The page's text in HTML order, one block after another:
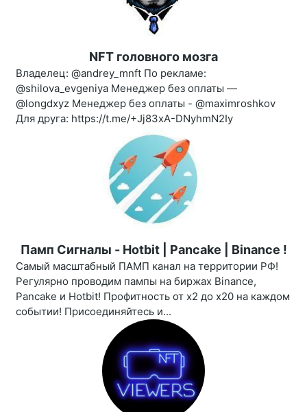
NFT головного мозга
Владелец: @andrey_mnft По рекламе:
@shilova_evgeniya Менеджер без оплаты —
@longdxyz Менеджер без оплаты - @maximroshkov
Для друга: https://t.me/+Jj83xA-DNyhmN2Iy
Памп Сигналы - Hotbit | Pancake | Binance !
Самый масштабный ПАМП канал на территории РФ!
Регулярно проводим пампы на биржах Binance,
Pancake и Hotbit! Профитность от х2 до х20 на каждом
событии! Присоединяйтесь и...